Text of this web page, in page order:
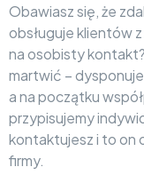
Obawiasz się, że
obsługuje klientów z
na osobisty
martwić –
a na początku
przypisujemy
kontaktujesz i to on
firmy.